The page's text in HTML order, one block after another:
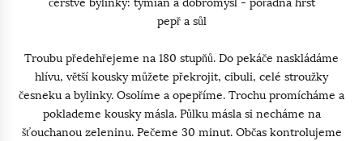
čerstvé bylinky: tymián a dobromysl - pořádná hrst
pepř a sůl
Troubu předehřejeme na 180 stupňů. Do pekáče naskládáme
hlívu, větší kousky můžete překrojit, cibuli, celé stroužky
česneku a bylinky. Osolíme a opepříme. Trochu promícháme a
poklademe kousky másla. Půlku másla si necháme na
šťouchanou zeleninu. Pečeme 30 minut. Občas kontrolujeme